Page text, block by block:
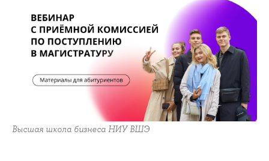
Высшая школа бизнеса НИУ ВШЭ